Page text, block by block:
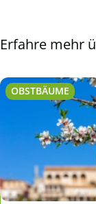
Erfahre mehr
OBSTBÄUME